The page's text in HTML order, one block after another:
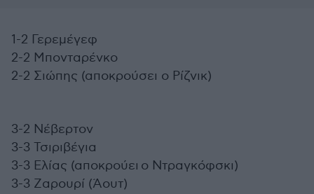
1-2 Γερεμέγεφ
2-2 Μπονταρένκο
2-2 Σιώπης (αποκρούσει ο Ρίζνικ)
3-2 Νέβερτον
3-3 Τσιριβέγια
3-3 Ελίας (αποκρούει ο Ντραγκόφσκι)
3-3 Ζαρουρί (Άουτ)